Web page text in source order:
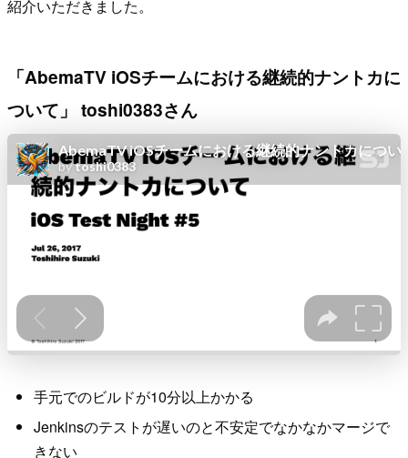
紹介いただきました。
「AbemaTV iOSチームにおける継続的ナントカに
ついて」 toshi0383さん
手元でのビルドが10分以上かかる
Jenkinsのテストが遅いのと不安定でなかなかマージで
きない